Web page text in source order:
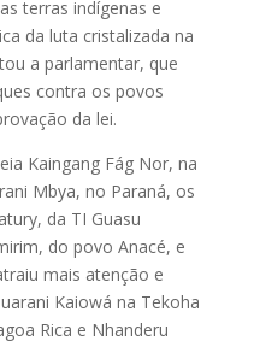
terras indígenas e
da luta cristalizada na
a parlamentar, que
contra os povos
da lei.
Kaingang Fág Nor, na
Mbya, no Paraná, os
da TI Guasu
do povo Anacé, e
mais atenção e
Kaiowá na Tekoha
Rica e Nhanderu